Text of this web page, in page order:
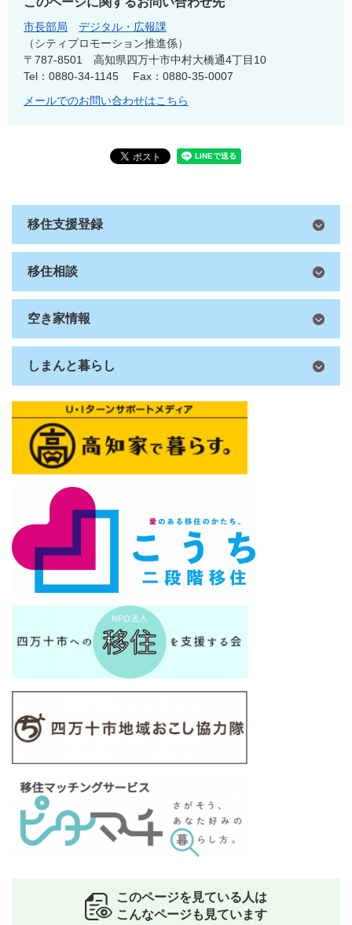
市長部局
デジタル・広報課
シティプロモーション推進係
〒787-8501
高知県四万十市中村大橋通4丁目10
Tel：0880-34-1145
Fax：0880-35-0007
メールでのお問い合わせはこちら
移住支援登録
移住相談
空き家情報
しまんと暮らし
このページを見ている人は
こんなページも見ています